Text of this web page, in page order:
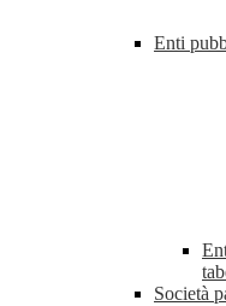
Enti
Società